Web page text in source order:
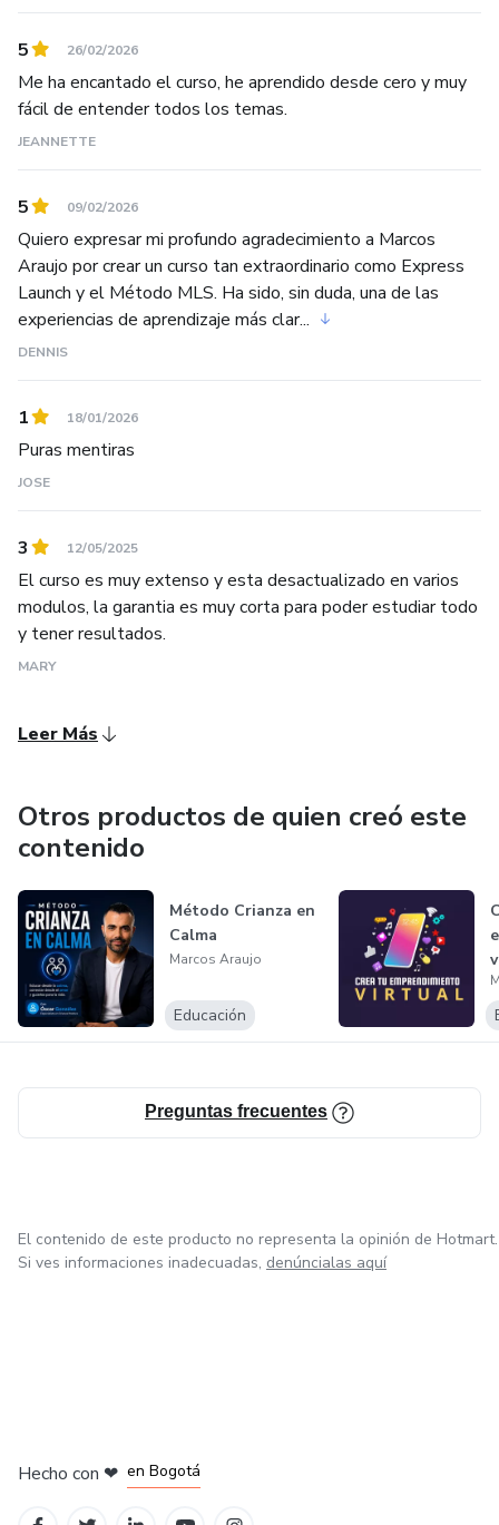
5 26/02/2026
Me ha encantado el curso, he aprendido desde cero y muy
fácil de entender todos los temas.
JEANNETTE
5 09/02/2026
Quiero expresar mi profundo agradecimiento a Marcos
Araujo por crear un curso tan extraordinario como Express
Launch y el Método MLS. Ha sido, sin duda, una de las
experiencias de aprendizaje más clar...
DENNIS
1 18/01/2026
Puras mentiras
JOSE
3 12/05/2025
El curso es muy extenso y esta desactualizado en varios
modulos, la garantia es muy corta para poder estudiar todo
y tener resultados.
MARY
Leer Más
Otros productos de quien creó este
contenido
Método Crianza en
Calma
Marcos Araujo
Educación
Preguntas frecuentes
El contenido de este producto no representa la opinión de Hotmart.
Si ves informaciones inadecuadas, denúncialas aquí
Hecho con ❤ en Bogotá